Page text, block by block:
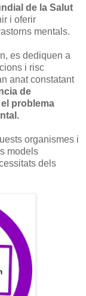
de la Salut
i oferir
mentals.
es dediquen a
i risc
anat constatant
de
problema
organismes i
models
dels